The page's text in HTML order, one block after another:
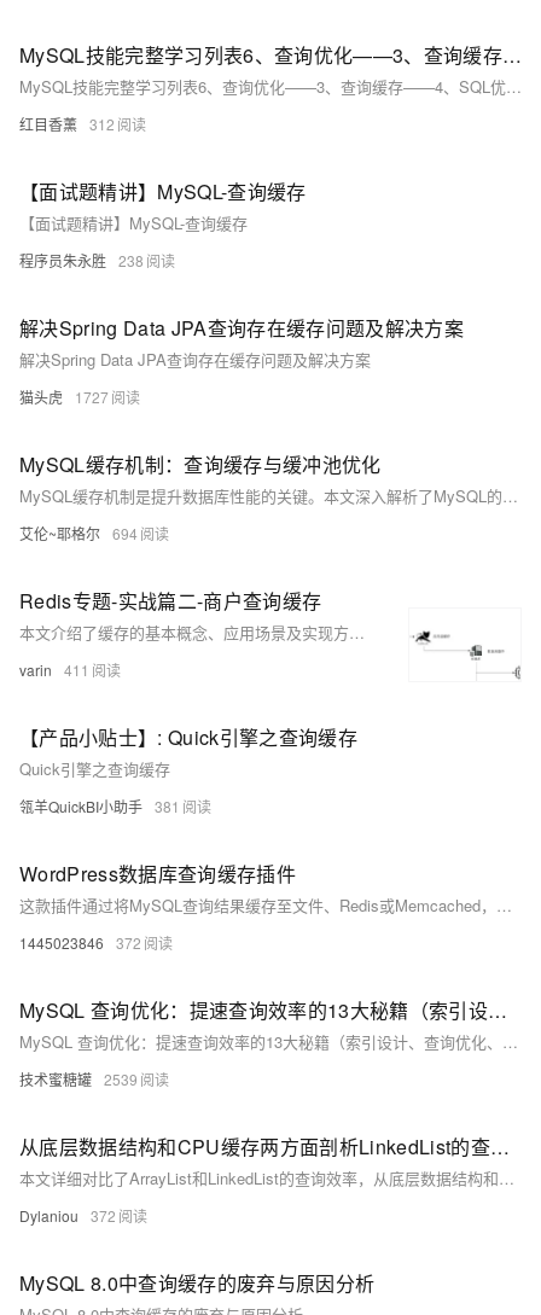
MySQL技能完整学习列表6、查询优化——3、查询缓存——4、SQL优化技巧
MySQL技能完整学习列表6、查询优化——3、查询缓存——4、SQL优化技巧
红目香薰 312
【面试题精讲】MySQL-查询缓存
【面试题精讲】MySQL-查询缓存
程序员朱永胜 238
解决Spring Data JPA查询存在缓存问题及解决方案
解决Spring Data JPA查询存在缓存问题及解决方案
猫头虎 1727
MySQL缓存机制：查询缓存与缓冲池优化
MySQL缓存机制是提升数据库性能的关键。本文深入解析了MySQL的缓存体系，包括已弃用的查询缓存和核心的InnoDB缓冲池，帮助理解缓存优化原理。通过合理配置，可显著提升数据库性能，甚至达到10倍以上的效果。
艾伦~耶格尔 694
Redis专题-实战篇二-商户查询缓存
本文介绍了缓存的基本概念、应用场景及实现方式，涵盖Redis缓存设计、缓存更新策略、缓存穿透问题及其解决方案。重点讲解了缓存空对象与布隆过滤器的使用，并通过代码示例演示了商铺查询的缓存优化实践。
varin 411
【产品小贴士】: Quick引擎之查询缓存
Quick引擎之查询缓存
瓴羊QuickBI小助手 381
WordPress数据库查询缓存插件
这款插件通过将MySQL查询结果缓存至文件、Redis或Memcached，加速页面加载。它专为未登录用户优化，支持跨页面缓存，不影响其他功能，且可与其他缓存插件兼容。相比传统页面缓存，它仅缓存数据库查询结果，保留动态功能如阅读量更新。提供三种缓存方式选择，有效提升网站性能。
1445023846 372
MySQL 查询优化：提速查询效率的13大秘籍（索引设计、查询优化、缓存策略、子查询优化以及定期表分析和优化）（中）
MySQL 查询优化：提速查询效率的13大秘籍（索引设计、查询优化、缓存策略、子查询优化以及定期表分析和优化）（中）
技术蜜糖罐 2539
从底层数据结构和CPU缓存两方面剖析LinkedList的查询效率为什么比ArrayList低
本文详细对比了ArrayList和LinkedList的查询效率，从底层数据结构和CPU缓存两个方面进行分析。ArrayList基于动态数组，支持随机访问，查询时间复杂度为O(1)，且CPU缓存对其友好；而LinkedList基于双向链表，需要逐个节点遍历，查询时间复杂度为O(n)，且CPU缓存对其帮助不大。文章还探讨了CPU缓存对数组增删操作的影响，指出缓存主要作用于读取而非修改。通过这些分析，加深了对这两种数据结构的理解。
Dylaniou 372
MySQL 8.0中查询缓存的废弃与原因分析